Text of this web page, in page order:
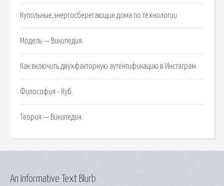
Купольные,энергосберегающие дома по технологии.
Модель — Википедия.
Как включить двухфакторную аутентификацию в Инстаграм.
Философия - Куб.
Теория — Википедия.
An Informative Text Blurb